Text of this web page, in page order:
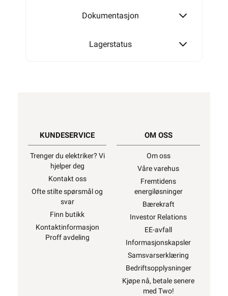
Dokumentasjon
Lagerstatus
KUNDESERVICE
Trenger du elektriker? Vi
hjelper deg
Kontakt oss
Ofte stilte spørsmål og
svar
Finn butikk
Kontaktinformasjon
Proff avdeling
OM OSS
Om oss
Våre varehus
Fremtidens
energiløsninger
Bærekraft
Investor Relations
EE-avfall
Informasjonskapsler
Samsvarserklæring
Bedriftsopplysninger
Kjøpe nå, betale senere
med Two!